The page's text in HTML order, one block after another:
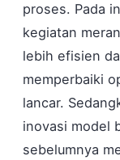
proses. Pada
kegiatan
lebih efisien
memperbaiki
lancar.
inovasi model
sebelumnya